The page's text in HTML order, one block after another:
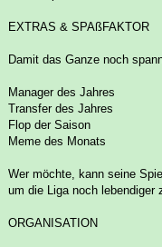
EXTRAS & SPAßFAKTOR
Damit das Ganze noch
Manager des Jahres
Transfer des Jahres
Flop der Saison
Meme des Monats
Wer möchte, kann seine
um die Liga noch lebendiger
ORGANISATION